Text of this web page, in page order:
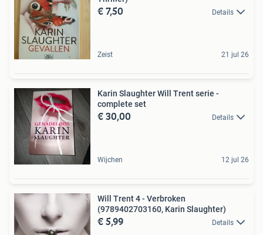
€ 7,50 Details
Zeist 21 jul 26
Karin Slaughter Will Trent serie -
complete set
€ 30,00 Details
Wijchen 12 jul 26
Will Trent 4 - Verbroken
(9789402703160, Karin Slaughter)
€ 5,99 Details